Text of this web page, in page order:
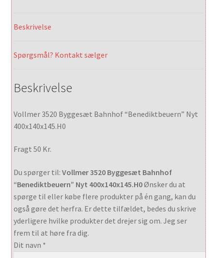
Beskrivelse
Spørgsmål? Kontakt sælger
Beskrivelse
Vollmer 3520 Byggesæt Bahnhof “Benediktbeuern” Nyt
400x140x145.H0
Fragt 50 Kr.
Du spørger til: Vollmer 3520 Byggesæt Bahnhof
“Benediktbeuern” Nyt 400x140x145.H0Ønsker du at
spørge til eller købe flere produkter på én gang, kan du
også gøre det herfra. Er dette tilfældet, bedes du skrive
yderligere hvilke produkter det drejer sig om. Jeg ser
frem til at høre fra dig.
Dit navn *